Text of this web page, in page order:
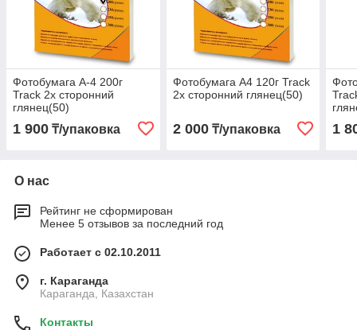
Фотобумага А-4 200г
Track 2х сторонний
глянец(50)
1 900 ₸/упаковка
Фотобумага А4 120г Track
2х сторонний глянец(50)
2 000₸/упаковка 1
О нас
Рейтинг не сформирован
Менее 5 отзывов за последний год
Работает с 02.10.2011
г. Караганда
Караганда, Казахстан
Контакты